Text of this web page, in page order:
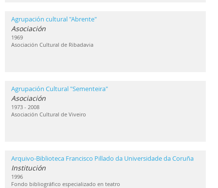
Agrupación cultural "Abrente"
Asociación
1969
Asociación Cultural de Ribadavia
Agrupación Cultural "Sementeira"
Asociación
1973 - 2008
Asociación Cultural de Viveiro
Arquivo-Biblioteca Francisco Pillado da Universidade da Coruña
Institución
1996
Fondo bibliográfico especializado en teatro